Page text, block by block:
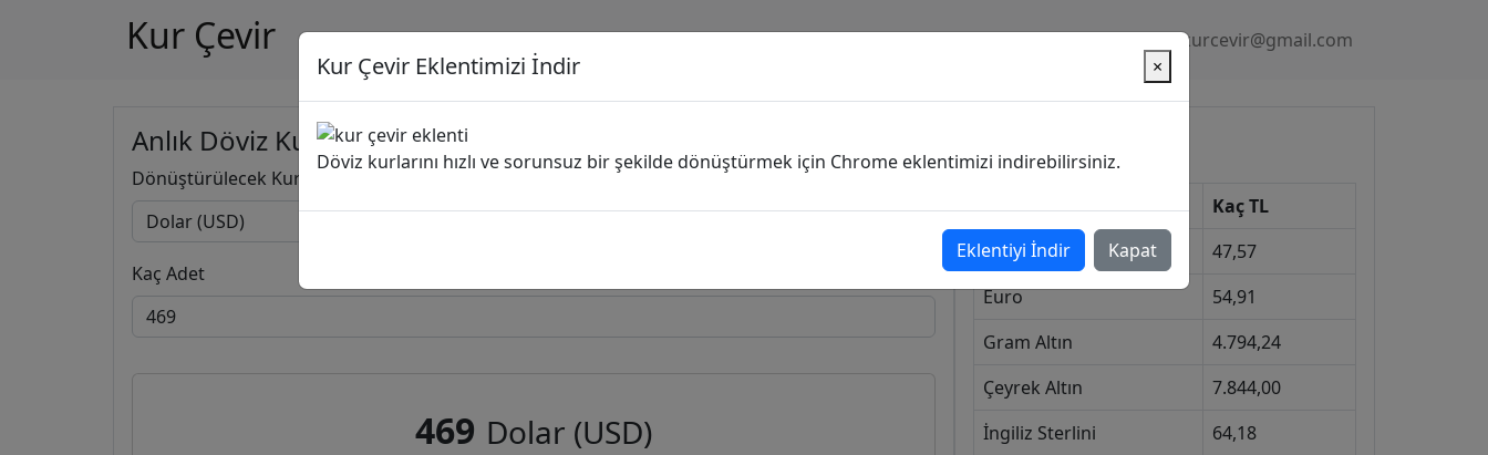
Kur Çevir Gizlilik Politikası kurcevir@gmail.com
Anlık Döviz Kuru Hesapla
Dönüştürülecek Kur Dönüşecek Kur
Kaç Adet
469 Dolar (USD)
Kur
Kaç TL
Dolar
47,57
Euro
54,91
Gram Altın
4.794,24
Çeyrek Altın
7.844,00
İngiliz Sterlini
64,18
Kur Çevir Eklentimizi İndir ×
Döviz kurlarını hızlı ve sorunsuz bir şekilde dönüştürmek için Chrome eklentimizi indirebilirsiniz.
Eklentiyi İndir Kapat